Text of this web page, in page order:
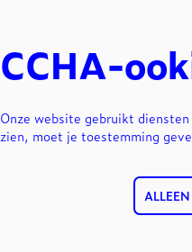
CCHA-
Onze website gebruikt
zien, moet je toestemming